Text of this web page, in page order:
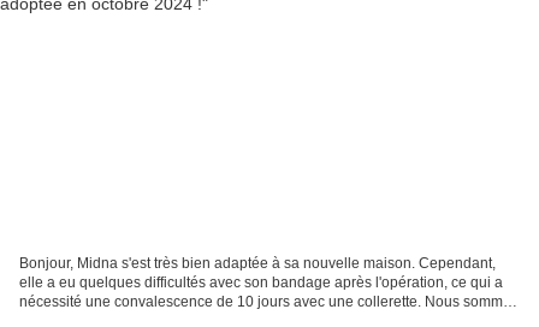
Bonjour, Midna s'est très bien adaptée à sa nouvelle maison. Cependant,
elle a eu quelques difficultés avec son bandage après l'opération, ce qui a
nécessité une convalescence de 10 jours avec une collerette. Nous sommes